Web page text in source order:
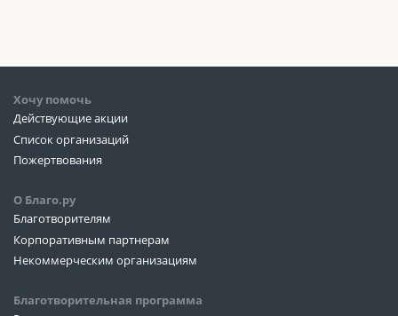
Хочу помочь
Действующие акции
Список организаций
Пожертвования
О Благо.ру
Благотворителям
Корпоративным партнерам
Некоммерческим организациям
Благотворительная программа